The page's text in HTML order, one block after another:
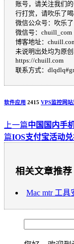
账号，请关注我们
行打赏，请吹乐了
微信公众号：吹乐了
微信号：chuill_com
博客地址：
未说明出处均为原
https://chuill.com
联系方式：
软件应用 2415 VPS监控网
上一篇中国国内手
篇IOS支付宝活动
相关文章推荐
Mac mtr 工